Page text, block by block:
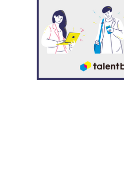
未経験から始めて徐々にキャリ
月に代表取締役社長に就任しま
社した2000年当時は30名にも
2019年の今は約230名にまで増
テンダは今、大きな転換期を迎